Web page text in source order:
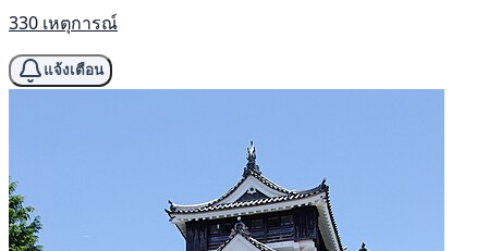
330 เหตุการณ์
แจ้งเตือน